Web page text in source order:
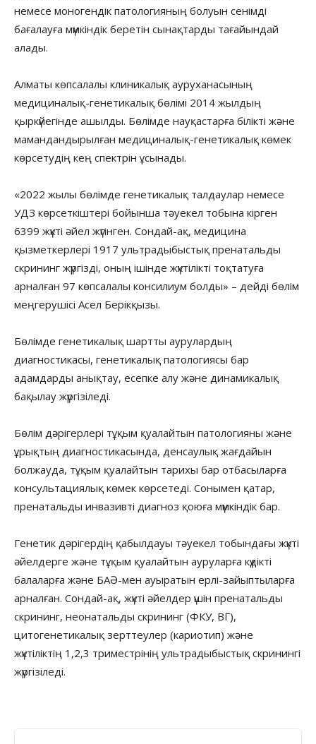
немесе моногендік патологияның болуын сенімді
бағалауға мүмкіндік беретін сынақтарды тағайындай
алады.
Алматы көпсалалы клиникалық ауруханасының
медициналық-генетикалық бөлімі 2014 жылдың
қыркүйегінде ашылды. Бөлімде науқастарға білікті және
мамандандырылған медициналық-генетикалық көмек
көрсетудің кең спектрін ұсынады.
«2022 жылы бөлімде генетикалық талдаулар немесе
УДЗ көрсеткіштері бойынша тәуекел тобына кірген
6399 жүкті әйел жүгінген. Сондай-ақ, медицина
қызметкерлері 1917 ультрадыбыстық пренатальды
скрининг жүргізді, оның ішінде жүктілікті тоқтатуға
арналған 97 көпсалалы консилиум болды» – дейді бөлім
меңгерушісі Асел Берікқызы.
Бөлімде генетикалық шартты аурулардың
диагностикасы, генетикалық патологиясы бар
адамдарды анықтау, есепке алу және динамикалық
бақылау жүргізіледі.
Бөлім дәрігерлері тұқым қуалайтын патологияны және
ұрықтың диагностикасында, денсаулық жағдайын
болжауда, тұқым қуалайтын тарихы бар отбасыларға
консультациялық көмек көрсетеді. Сонымен қатар,
пренатальды инвазивті диагноз қоюға мүмкіндік бар.
Генетик дәрігердің қабылдауы тәуекел тобындағы жүкті
әйелдерге және тұқым қуалайтын ауруларға күдікті
балаларға және БАӘ-мен ауыратын ерлі-зайыптыларға
арналған. Сондай-ақ, жүкті әйелдер үшін пренатальды
скрининг, неонатальды скрининг (ФКУ, ВГ),
цитогенетикалық зерттеулер (кариотип) және
жүктіліктің 1,2,3 триместрінің ультрадыбыстық скринингі
жүргізіледі.